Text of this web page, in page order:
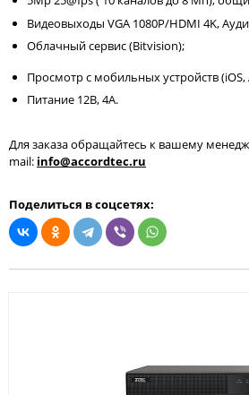
Видеовыходы VGA 1080P/HDMI 4K,
Облачный сервис (Bitvision);
Просмотр с мобильных устройств
Питание 12В, 4A.
Для заказа обращайтесь к вашему
mail: info@accordtec.ru
Поделиться в соцcетях: